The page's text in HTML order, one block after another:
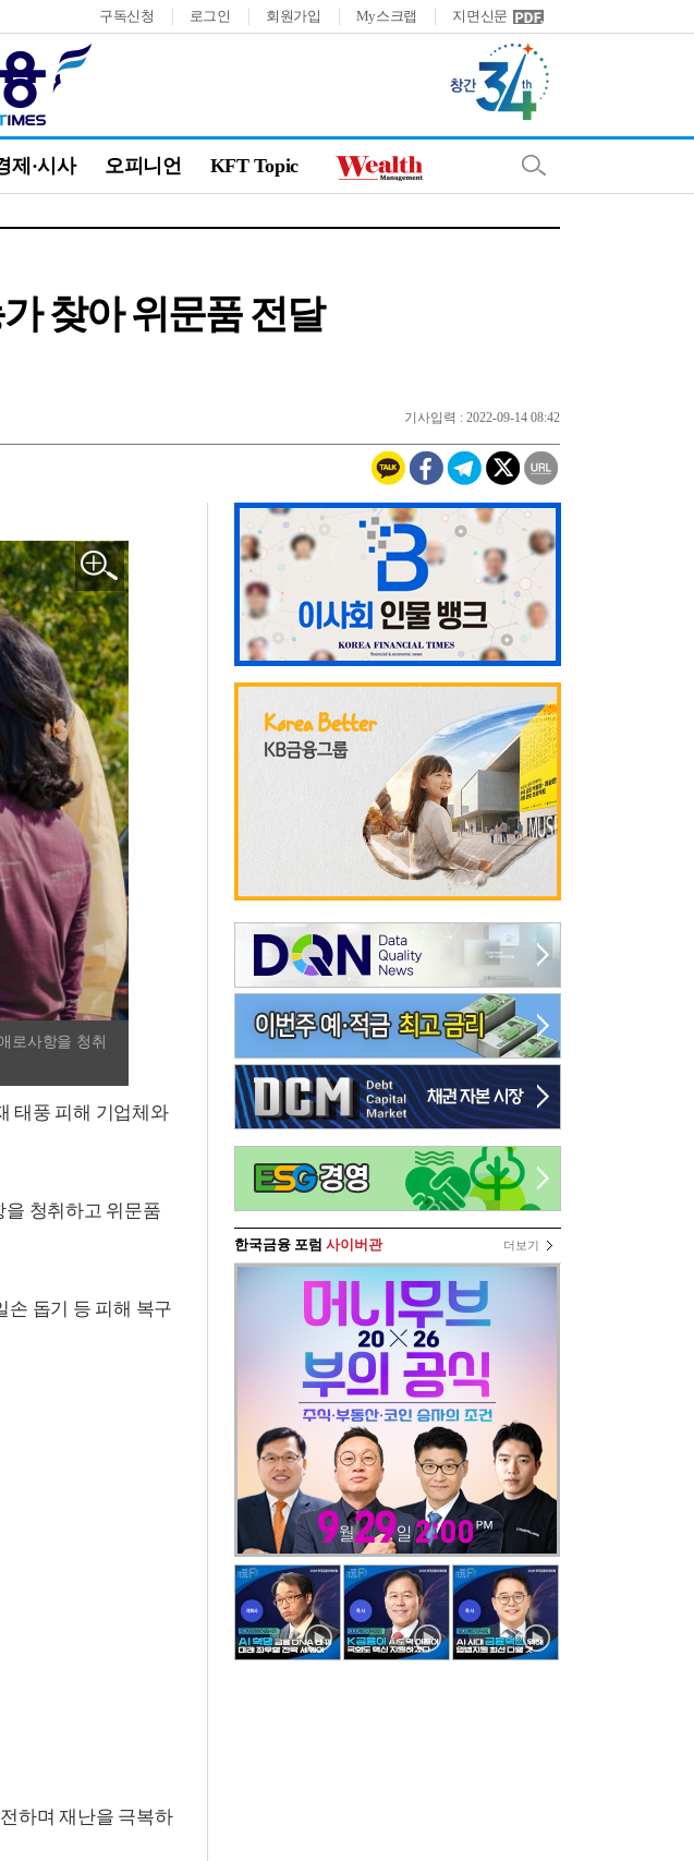
구독신청 로그인 회원가입 My스크랩 지면신문
제·시사 오피니언 KFT Topic
찾아 위문품 전달
기사입력 : 2022-09-14 08:42
로사항을 청취
태풍 피해 기업체와
청취하고 위문품
손 돕기 등 피해 복구
하며 재난을 극복하
한국금융 포럼 사이버관 더보기